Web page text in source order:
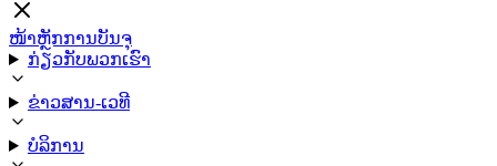
ໜ້າຫຼັກການບັນຈຸ
ກ່ຽວກັບພວກເຮົາ
ຂ່າວສານ-ເວທີ
ບໍລິການ